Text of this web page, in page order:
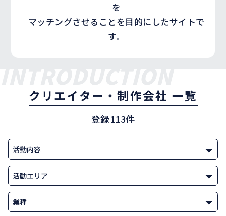
を
マッチングさせることを目的にしたサイトで
す。
クリエイター・制作会社 一覧
登録113件